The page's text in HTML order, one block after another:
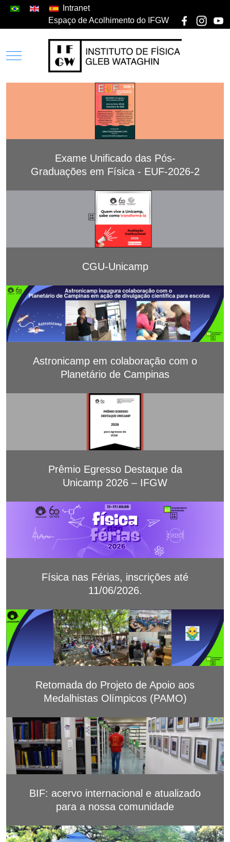
Intranet
Espaço de Acolhimento do IFGW
Exame Unificado das Pós-
Graduações em Física - EUF-2026-2
CGU-Unicamp
Astronicamp em colaboração com o
Planetário de Campinas
Prêmio Egresso Destaque da
Unicamp 2026 – IFGW
Física nas Férias, inscrições até
11/06/2026.
Retomada do Projeto de Apoio aos
Medalhistas Olímpicos (PAMO)
BIF: acervo internacional e atualizado
para a nossa comunidade